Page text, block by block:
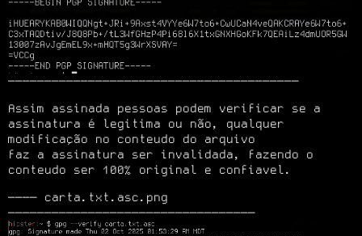
────────────────────────────────────────
Assim assinada pessoas podem verificar se a
assinatura é legitima ou não, qualquer
modificação no conteudo do arquivo
faz a assinatura ser invalidada, fazendo o
conteudo ser 100% original e confiavel.
──── carta.txt.asc.png